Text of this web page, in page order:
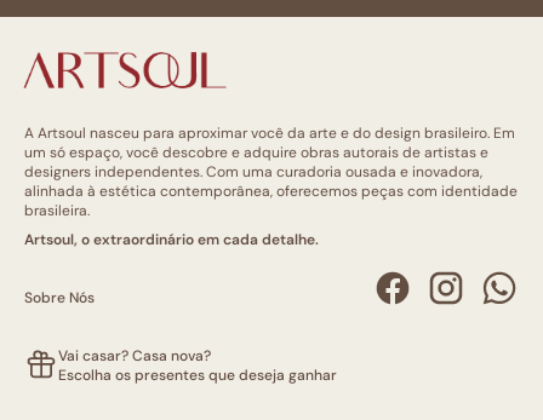
A Artsoul nasceu para aproximar você da arte e do design brasileiro. Em
um só espaço, você descobre e adquire obras autorais de artistas e
designers independentes. Com uma curadoria ousada e inovadora,
alinhada à estética contemporânea, oferecemos peças com identidade
brasileira.
Artsoul, o extraordinário em cada detalhe.
Sobre Nós
Vai casar? Casa nova?
Escolha os presentes que deseja ganhar